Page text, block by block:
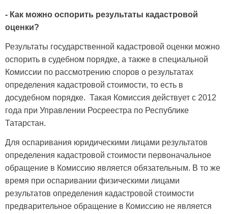
- Как можно оспорить результаты кадастровой
оценки?
Результаты государственной кадастровой оценки можно
оспорить в судебном порядке, а также в специальной
Комиссии по рассмотрению споров о результатах
определения кадастровой стоимости, то есть в
досудебном порядке. Такая Комиссия действует с 2012
года при Управлении Росреестра по Республике
Татарстан.
Для оспаривания юридическими лицами результатов
определения кадастровой стоимости первоначальное
обращение в Комиссию является обязательным. В то же
время при оспаривании физическими лицами
результатов определения кадастровой стоимости
предварительное обращение в Комиссию не является